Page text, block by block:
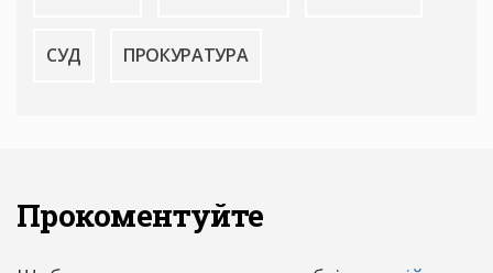
СУД ПРОКУРАТУРА
Прокоментуйте